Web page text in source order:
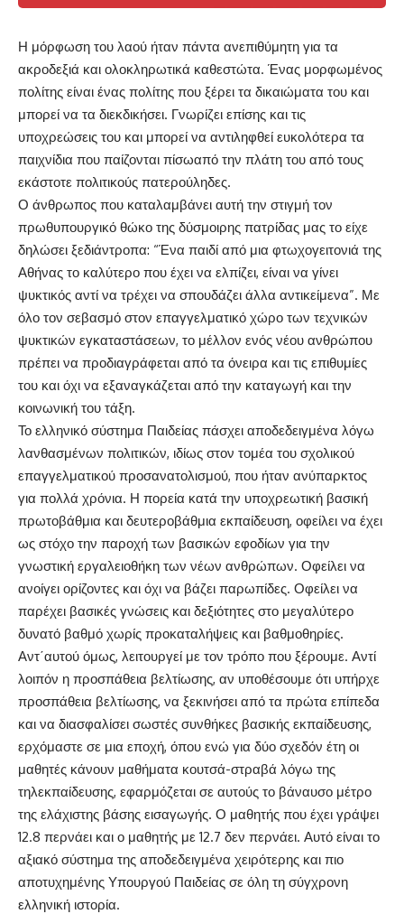
Η μόρφωση του λαού ήταν πάντα ανεπιθύμητη για τα
ακροδεξιά και ολοκληρωτικά καθεστώτα. Ένας μορφωμένος
πολίτης είναι ένας πολίτης που ξέρει τα δικαιώματα του και
μπορεί να τα διεκδικήσει. Γνωρίζει επίσης και τις
υποχρεώσεις του και μπορεί να αντιληφθεί ευκολότερα τα
παιχνίδια που παίζονται πίσωαπό την πλάτη του από τους
εκάστοτε πολιτικούς πατερούληδες.
Ο άνθρωπος που καταλαμβάνει αυτή την στιγμή τον
πρωθυπουργικό θώκο της δύσμοιρης πατρίδας μας το είχε
δηλώσει ξεδιάντροπα: “Ένα παιδί από μια φτωχογειτονιά της
Αθήνας το καλύτερο που έχει να ελπίζει, είναι να γίνει
ψυκτικός αντί να τρέχει να σπουδάζει άλλα αντικείμενα”. Με
όλο τον σεβασμό στον επαγγελματικό χώρο των τεχνικών
ψυκτικών εγκαταστάσεων, το μέλλον ενός νέου ανθρώπου
πρέπει να προδιαγράφεται από τα όνειρα και τις επιθυμίες
του και όχι να εξαναγκάζεται από την καταγωγή και την
κοινωνική του τάξη.
Το ελληνικό σύστημα Παιδείας πάσχει αποδεδειγμένα λόγω
λανθασμένων πολιτικών, ιδίως στον τομέα του σχολικού
επαγγελματικού προσανατολισμού, που ήταν ανύπαρκτος
για πολλά χρόνια. Η πορεία κατά την υποχρεωτική βασική
πρωτοβάθμια και δευτεροβάθμια εκπαίδευση, οφείλει να έχει
ως στόχο την παροχή των βασικών εφοδίων για την
γνωστική εργαλειοθήκη των νέων ανθρώπων. Οφείλει να
ανοίγει ορίζοντες και όχι να βάζει παρωπίδες. Οφείλει να
παρέχει βασικές γνώσεις και δεξιότητες στο μεγαλύτερο
δυνατό βαθμό χωρίς προκαταλήψεις και βαθμοθηρίες.
Αντ΄αυτού όμως, λειτουργεί με τον τρόπο που ξέρουμε. Αντί
λοιπόν η προσπάθεια βελτίωσης, αν υποθέσουμε ότι υπήρχε
προσπάθεια βελτίωσης, να ξεκινήσει από τα πρώτα επίπεδα
και να διασφαλίσει σωστές συνθήκες βασικής εκπαίδευσης,
ερχόμαστε σε μια εποχή, όπου ενώ για δύο σχεδόν έτη οι
μαθητές κάνουν μαθήματα κουτσά-στραβά λόγω της
τηλεκπαίδευσης, εφαρμόζεται σε αυτούς το βάναυσο μέτρο
της ελάχιστης βάσης εισαγωγής. Ο μαθητής που έχει γράψει
12.8 περνάει και ο μαθητής με 12.7 δεν περνάει. Αυτό είναι το
αξιακό σύστημα της αποδεδειγμένα χειρότερης και πιο
αποτυχημένης Υπουργού Παιδείας σε όλη τη σύγχρονη
ελληνική ιστορία.